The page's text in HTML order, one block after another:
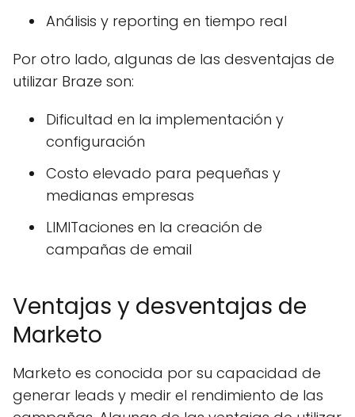
Análisis y reporting en tiempo real
Por otro lado, algunas de las desventajas de
utilizar Braze son:
Dificultad en la implementación y
configuración
Costo elevado para pequeñas y
medianas empresas
LIMITaciones en la creación de
campañas de email
Ventajas y desventajas de
Marketo
Marketo es conocida por su capacidad de
generar leads y medir el rendimiento de las